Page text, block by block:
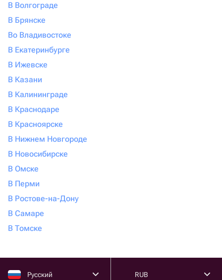
В Волгограде
В Брянске
Во Владивостоке
В Екатеринбурге
В Ижевске
В Казани
В Калининграде
В Краснодаре
В Красноярске
В Нижнем Новгороде
В Новосибирске
В Омске
В Перми
В Ростове-на-Дону
В Самаре
В Томске
Русский RUB